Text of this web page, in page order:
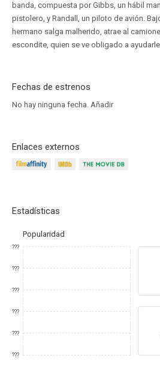
banda, compuesta por Gibbs, un hábil
pistolero, y Randall, un piloto de avión.
hermano salga malherido, atrae al
escondite, quien se ve obligado a
Fechas de estrenos
No hay ninguna fecha. Añadir
Enlaces externos
Estadísticas
Popularidad
???
???
???
???
???
???